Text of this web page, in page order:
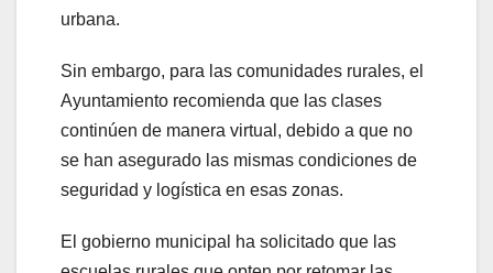
urbana.
Sin embargo, para las comunidades rurales, el
Ayuntamiento recomienda que las clases
continúen de manera virtual, debido a que no
se han asegurado las mismas condiciones de
seguridad y logística en esas zonas.
El gobierno municipal ha solicitado que las